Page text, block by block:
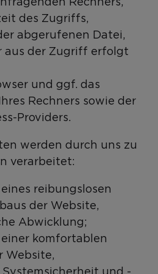
des Zugriffs,
abgerufenen Datei,
aus der Zugriff erfolgt
und ggf. das
Rechners sowie der
Providers.
werden durch uns zu
verarbeitet:
reibungslosen
der Website,
Abwicklung;
komfortablen
Website,
und -